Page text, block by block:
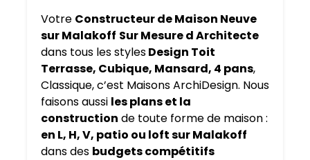
Votre Constructeur de Maison Neuve
sur Malakoff Sur Mesure d Architecte
dans tous les stylesDesign Toit
Terrasse, Cubique, Mansard, 4 pans,
Classique, c’est Maisons ArchiDesign. Nous
faisons aussi les plans et la
construction de toute forme de maison :
en L, H, V, patio ou loft sur Malakoff
dans des budgets compétitifs